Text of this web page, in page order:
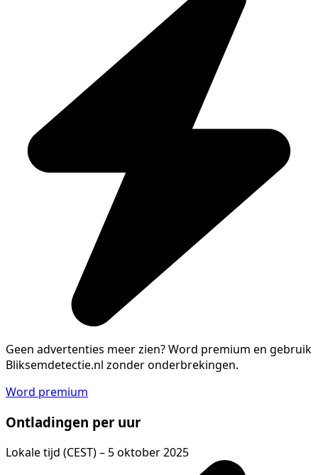
Geen advertenties meer zien?Word premium en gebruik
Bliksemdetectie.nl zonder onderbrekingen.
Word premium
Ontladingen per uur
Lokale tijd (CEST) – 5 oktober 2025